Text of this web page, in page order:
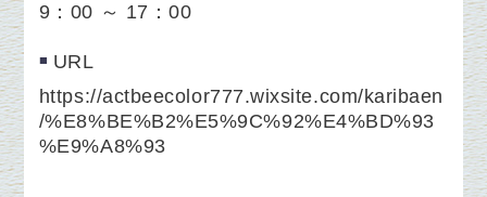
9：00 ～ 17：00
URL
https://actbeecolor777.wixsite.com/karibaen
/%E8%BE%B2%E5%9C%92%E4%BD%93
%E9%A8%93